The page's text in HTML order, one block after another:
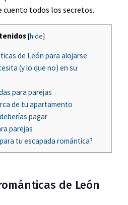
cuento todos los secretos.
[hide]
de León para alojarse
(y lo que no) en su
para parejas
de tu apartamento
pagar
parejas
tu escapada romántica?
de León